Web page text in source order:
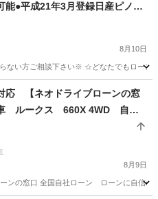
能●平成21年3月登録日産ピノS
8月10日
らない方ご相談下さい※ ☆どなたでも
応 【ネオドライブローンの窓
ルークス 660X 4WD 自社
社分割 債務整理 自己破産
8月9日
ンの窓口 全国自社ローン ローンに自信